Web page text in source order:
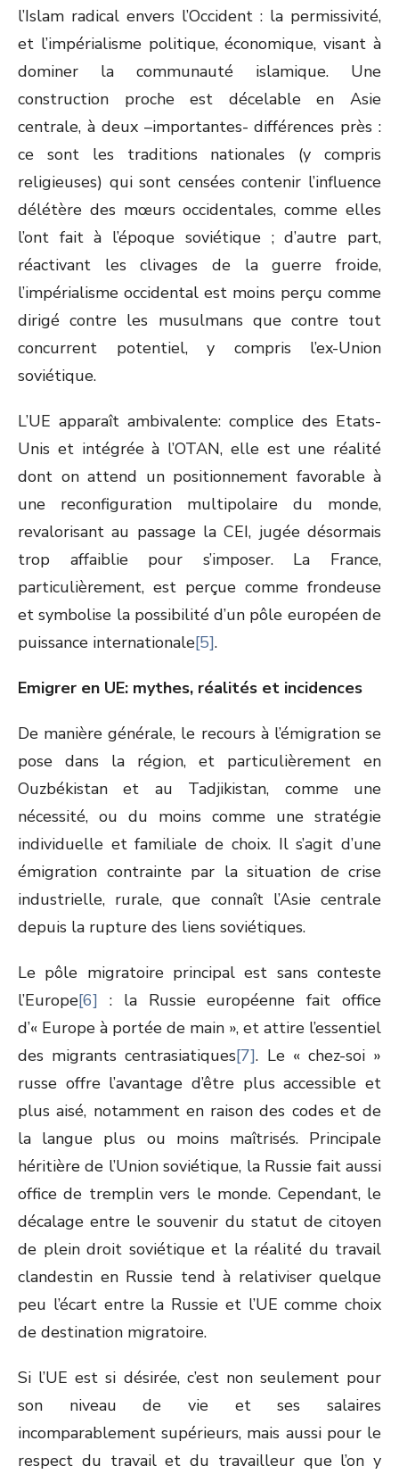
l’Islam radical envers l’Occident : la permissivité,
et l’impérialisme politique, économique, visant à
dominer la communauté islamique. Une
construction proche est décelable en Asie
centrale, à deux –importantes- différences près :
ce sont les traditions nationales (y compris
religieuses) qui sont censées contenir l’influence
délétère des mœurs occidentales, comme elles
l’ont fait à l’époque soviétique ; d’autre part,
réactivant les clivages de la guerre froide,
l’impérialisme occidental est moins perçu comme
dirigé contre les musulmans que contre tout
concurrent potentiel, y compris l’ex-Union
soviétique.
L’UE apparaît ambivalente: complice des Etats-
Unis et intégrée à l’OTAN, elle est une réalité
dont on attend un positionnement favorable à
une reconfiguration multipolaire du monde,
revalorisant au passage la CEI, jugée désormais
trop affaiblie pour s’imposer. La France,
particulièrement, est perçue comme frondeuse
et symbolise la possibilité d’un pôle européen de
puissance internationale[5].
Emigrer en UE: mythes, réalités et incidences
De manière générale, le recours à l’émigration se
pose dans la région, et particulièrement en
Ouzbékistan et au Tadjikistan, comme une
nécessité, ou du moins comme une stratégie
individuelle et familiale de choix. Il s’agit d’une
émigration contrainte par la situation de crise
industrielle, rurale, que connaît l’Asie centrale
depuis la rupture des liens soviétiques.
Le pôle migratoire principal est sans conteste
l’Europe[6] : la Russie européenne fait office
d’« Europe à portée de main », et attire l’essentiel
des migrants centrasiatiques[7]. Le « chez-soi »
russe offre l’avantage d’être plus accessible et
plus aisé, notamment en raison des codes et de
la langue plus ou moins maîtrisés. Principale
héritière de l’Union soviétique, la Russie fait aussi
office de tremplin vers le monde. Cependant, le
décalage entre le souvenir du statut de citoyen
de plein droit soviétique et la réalité du travail
clandestin en Russie tend à relativiser quelque
peu l’écart entre la Russie et l’UE comme choix
de destination migratoire.
Si l’UE est si désirée, c’est non seulement pour
son niveau de vie et ses salaires
incomparablement supérieurs, mais aussi pour le
respect du travail et du travailleur que l’on y